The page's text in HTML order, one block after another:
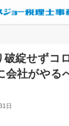
破綻せずコ
会社がやる
日